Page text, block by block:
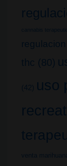
cannabis
thc (80)
(42) uso
venta